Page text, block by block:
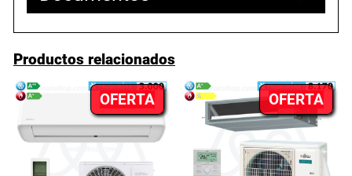
5
0
,
3
3
TFSXH3.
Solo los usuarios registrados que hayan comprado este producto
pueden hacer una valoración.
El producto no tiene propiedades que
Productos relacionados
OFERTAPRODUCTO
EN
OFERTA
OFERTA
EN